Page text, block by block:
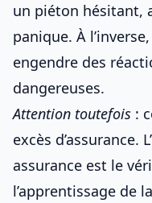
un piéton hésitant,
panique. À
engendre des
dangereuses.
Attention toutefois :
excès d’assurance.
assurance est le
l’apprentissage de